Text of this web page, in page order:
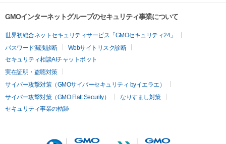
GMOインターネットグループのセキュリティ事業について
世界初総合ネットセキュリティサービス「GMOセキュリティ24」
パスワード漏洩診断
Webサイトリスク診断
セキュリティ相談AIチャットボット
実在証明・盗聴対策
サイバー攻撃対策（GMOサイバーセキュリティ byイエラエ）
サイバー攻撃対策（GMO Flatt Security）
なりすまし対策
セキュリティ事業の軌跡